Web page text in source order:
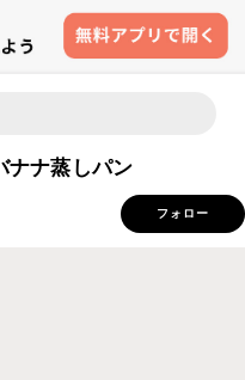
ナナ蒸しパン
フォロー